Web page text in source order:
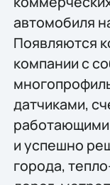
автомобиля
Появляются
компании с
датчиками,
работающими
и успешно
города,